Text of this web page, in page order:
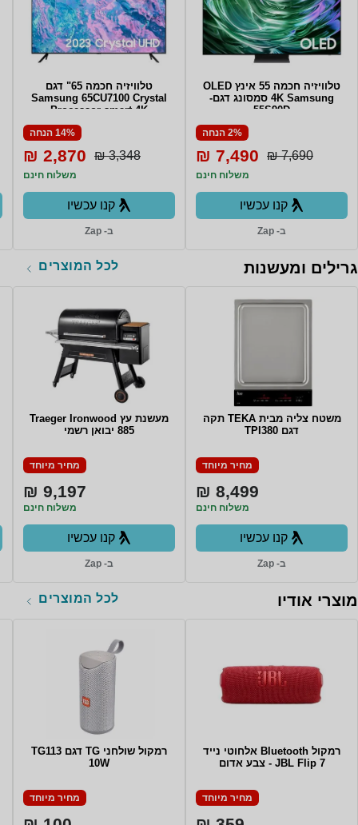
טלוויזיה חכמה 55 אינץ OLED
4K Samsung סמסונג דגם-
55S90D
2% הנחה
7,690 ₪
7,490 ₪
משלוח חינם
קנו עכשיו
ב- Zap
טלוויזיה חכמה 65" דגם
Samsung 65CU7100 Crystal
Processor smart 4K
14% הנחה
3,348 ₪
2,870 ₪
משלוח חינם
קנו עכשיו
ב- Zap
גרילים ומעשנות לכל המוצרים
משטח צליה מבית TEKA תקה
דגם TPI380
מחיר מיוחד
8,499 ₪
משלוח חינם
קנו עכשיו
ב- Zap
מעשנת ‏עץ Traeger Ironwood
885 יבואן רשמי
מחיר מיוחד
9,197 ₪
משלוח חינם
קנו עכשיו
ב- Zap
מוצרי אודיו לכל המוצרים
רמקול Bluetooth אלחוטי נייד
JBL Flip 7 - צבע אדום
מחיר מיוחד
רמקול שולחני TG דגם TG113
10W
מחיר מיוחד